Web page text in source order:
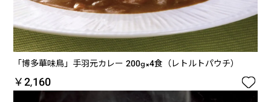
「博多華味鳥」手羽元カレー 200g×4食（レトルトパウチ）
￥2,160 